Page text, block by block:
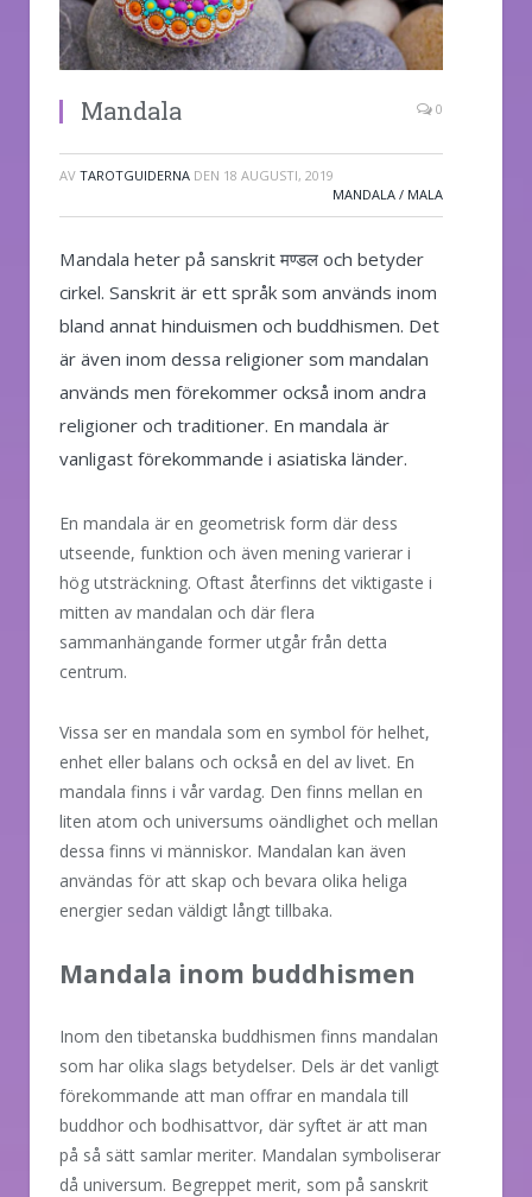
Mandala 0
AV TAROTGUIDERNA DEN 18 AUGUSTI, 2019
MANDALA / MALA
Mandala heter på sanskrit मण्डल och betyder
cirkel. Sanskrit är ett språk som används inom
bland annat hinduismen och buddhismen. Det
är även inom dessa religioner som mandalan
används men förekommer också inom andra
religioner och traditioner. En mandala är
vanligast förekommande i asiatiska länder.
En mandala är en geometrisk form där dess
utseende, funktion och även mening varierar i
hög utsträckning. Oftast återfinns det viktigaste i
mitten av mandalan och där flera
sammanhängande former utgår från detta
centrum.
Vissa ser en mandala som en symbol för helhet,
enhet eller balans och också en del av livet. En
mandala finns i vår vardag. Den finns mellan en
liten atom och universums oändlighet och mellan
dessa finns vi människor. Mandalan kan även
användas för att skap och bevara olika heliga
energier sedan väldigt långt tillbaka.
Mandala inom buddhismen
Inom den tibetanska buddhismen finns mandalan
som har olika slags betydelser. Dels är det vanligt
förekommande att man offrar en mandala till
buddhor och bodhisattvor, där syftet är att man
på så sätt samlar meriter. Mandalan symboliserar
då universum. Begreppet merit, som på sanskrit